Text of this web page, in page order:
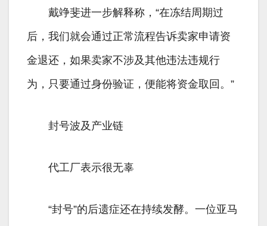
戴竫斐进一步解释称，“在冻结周期过
后，我们就会通过正常流程告诉卖家申请资
金退还，如果卖家不涉及其他违法违规行
为，只要通过身份验证，便能将资金取回。”
封号波及产业链
代工厂表示很无辜
“封号”的后遗症还在持续发酵。一位亚马